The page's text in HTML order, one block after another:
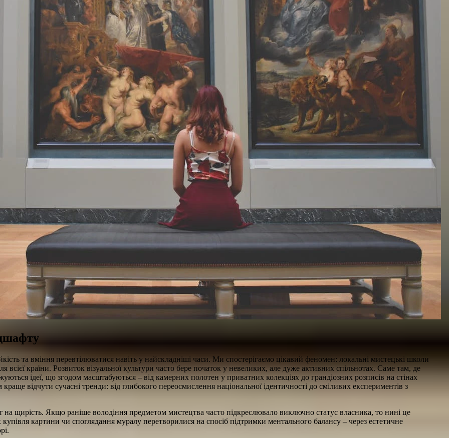
та вміння перевтілюватися навіть у найскладніші часи. Ми спостерігаємо цікавий феномен: локальні мистецькі школи
країни. Розвиток візуальної культури часто бере початок у невеликих, але дуже активних спільнотах. Саме там, де
ідеї, що згодом масштабуються – від камерних полотен у приватних колекціях до грандіозних розписів на стінах
відчути сучасні тренди: від глибокого переосмислення національної ідентичності до сміливих експериментів з
на щирість. Якщо раніше володіння предметом мистецтва часто підкреслювало виключно статус власника, то нині це
картини чи споглядання муралу перетворилися на спосіб підтримки ментального балансу – через естетичне